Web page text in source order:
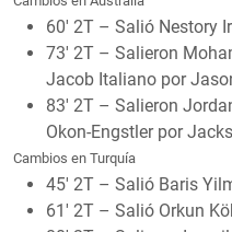
60′ 2T – Salió Nestory
73′ 2T – Salieron
Jacob Italiano por
83′ 2T – Salieron
Okon-Engstler por
Cambios en Turquía
45′ 2T – Salió Baris
61′ 2T – Salió Orkun